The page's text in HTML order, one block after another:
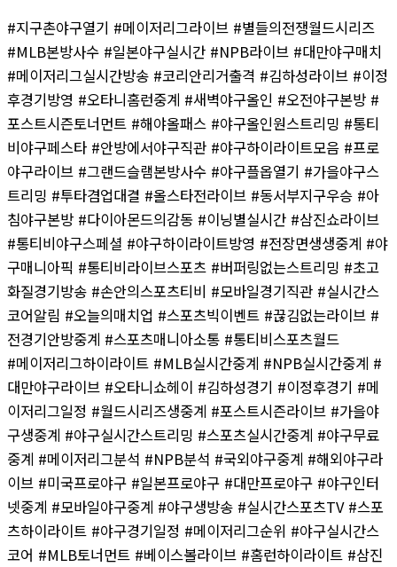
#지구촌야구열기 #메이저리그라이브 #별들의전쟁월드시리즈
#MLB본방사수 #일본야구실시간 #NPB라이브 #대만야구매치
#메이저리그실시간방송 #코리안리거출격 #김하성라이브 #이정
후경기방영 #오타니홈런중계 #새벽야구올인 #오전야구본방 #
포스트시즌토너먼트 #해야올패스 #야구올인원스트리밍 #통티
비야구페스타 #안방에서야구직관 #야구하이라이트모음 #프로
야구라이브 #그랜드슬램본방사수 #야구플옵열기 #가을야구스
트리밍 #투타겸업대결 #올스타전라이브 #동서부지구우승 #아
침야구본방 #다이아몬드의감동 #이닝별실시간 #삼진쇼라이브
#통티비야구스페셜 #야구하이라이트방영 #전장면생생중계 #야
구매니아픽 #통티비라이브스포츠 #버퍼링없는스트리밍 #초고
화질경기방송 #손안의스포츠티비 #모바일경기직관 #실시간스
코어알림 #오늘의매치업 #스포츠빅이벤트 #끊김없는라이브 #
전경기안방중계 #스포츠매니아소통 #통티비스포츠월드
#메이저리그하이라이트 #MLB실시간중계 #NPB실시간중계 #
대만야구라이브 #오타니쇼헤이 #김하성경기 #이정후경기 #메
이저리그일정 #월드시리즈생중계 #포스트시즌라이브 #가을야
구생중계 #야구실시간스트리밍 #스포츠실시간중계 #야구무료
중계 #메이저리그분석 #NPB분석 #국외야구중계 #해외야구라
이브 #미국프로야구 #일본프로야구 #대만프로야구 #야구인터
넷중계 #모바일야구중계 #야구생방송 #실시간스포츠TV #스포
츠하이라이트 #야구경기일정 #메이저리그순위 #야구실시간스
코어 #MLB토너먼트 #베이스볼라이브 #홈런하이라이트 #삼진